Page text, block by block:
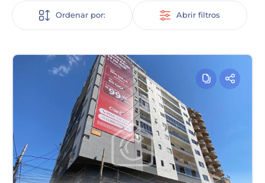
Ordenar por: Abrir filtros